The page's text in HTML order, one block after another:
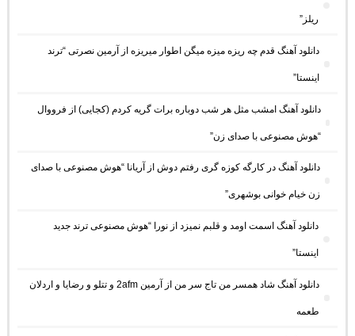
ریلز”
دانلود آهنگ ﻗﺪم ﭼﻪ رﻳﺰه ﻣﻴﺰه ﻣﻴﮕﻦ اﻃﻮار ﻣﻴﺮﻳﺰه از آرمین نصرتی “ترند
اینستا”
دانلود آهنگ امشب مثل هر شب دوباره برات گریه کردم (کجایی) از فرووال
“هوش مصنوعی با صدای زن”
دانلود آهنگ در کارگه کوزه گری رفتم دوش از آریانا “هوش مصنوعی با صدای
زن خیام خوانی بوشهری”
دانلود آهنگ اسمت اومد و قلبم نمیزد از نورا “هوش مصنوعی ترند جدید
اینستا”
دانلود آهنگ شاد همسر من تاج سر من از آرمین 2afm و تتلو و رضایا و اردلان
طعمه